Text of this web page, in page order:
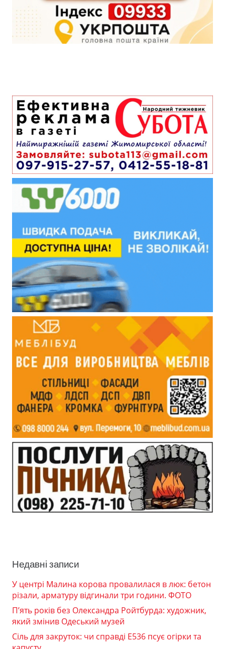
Недавні записи
У центрі Малина корова провалилася в люк: бетон
різали, арматуру відгинали три години. ФОТО
П’ять років без Олександра Ройтбурда: художник,
який змінив Одеський музей
Сіль для закруток: чи справді Е536 псує огірки та